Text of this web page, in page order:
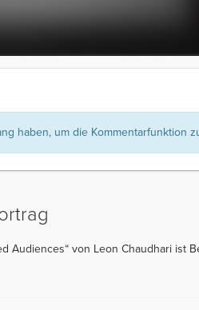
haben, um die Kommentarfunktion
Audiences“ von Leon Chaudhari ist